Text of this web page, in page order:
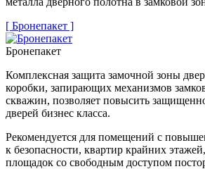
[ Бронепакет ]
Бронепакет
Комплексная защита замочной зоны
коробки, запирающих механизмов
скважин, позволяет повысить
дверей бизнес класса.
Рекомендуется для помещений с
к безопасности, квартир крайних
площадок со свободным доступом